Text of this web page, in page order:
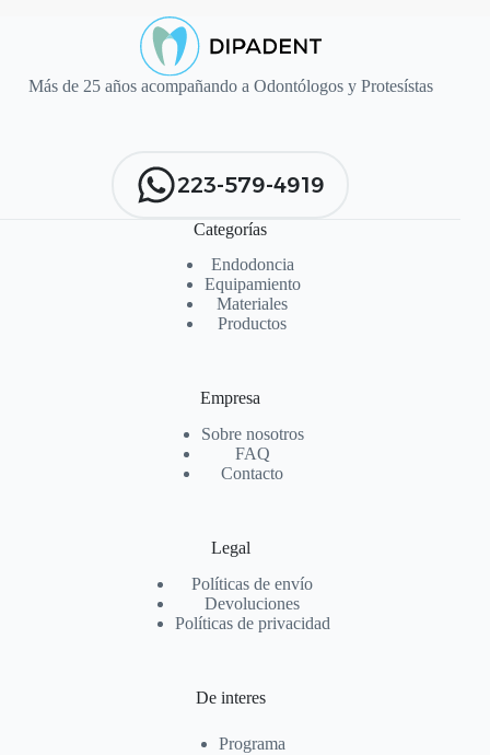
Más de 25 años acompañando a Odontólogos y Protesístas
223-579-4919
Categorías
Endodoncia
Equipamiento
Materiales
Productos
Empresa
Sobre nosotros
FAQ
Contacto
Legal
Políticas de envío
Devoluciones
Políticas de privacidad
De interes
Programa